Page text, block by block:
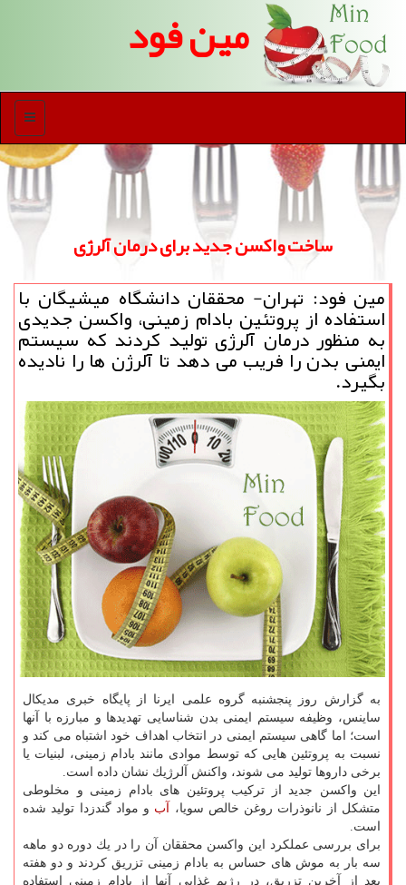
مین فود
منو
ساخت واكسن جدید برای درمان آلرژی
مین فود: تهران- محققان دانشگاه میشیگان با
استفاده از پروتئین بادام زمینی، واكسن جدیدی
به منظور درمان آلرژی تولید كردند كه سیستم
ایمنی بدن را فریب می دهد تا آلرژن ها را نادیده
بگیرد.
به گزارش روز پنجشنبه گروه علمی ایرنا از پایگاه خبری مدیكال
ساینس، وظیفه سیستم ایمنی بدن شناسایی تهدیدها و مبارزه با آنها
است؛ اما گاهی سیستم ایمنی در انتخاب اهداف خود اشتباه می كند و
نسبت به پروتئین هایی كه توسط موادی مانند بادام زمینی، لبنیات یا
برخی داروها تولید می شوند، واكنش آلرژیك نشان داده است.
این واكسن جدید از تركیب پروتئین های بادام زمینی و مخلوطی
متشكل از نانوذرات روغن خالص سویا،
آب و مواد گندزدا تولید شده
است.
برای بررسی عملكرد این واكسن محققان آن را در یك دوره دو ماهه
سه بار به موش های حساس به بادام زمینی تزریق كردند و دو هفته
بعد از آخرین تزریق، در رژیم غذایی آنها از بادام زمینی استفاده